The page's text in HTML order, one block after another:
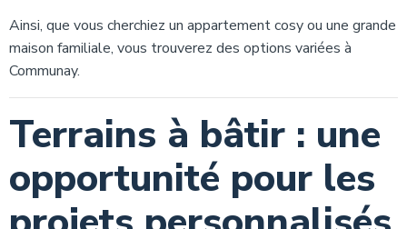
Ainsi, que vous cherchiez un appartement cosy ou une grande
maison familiale, vous trouverez des options variées à
Communay.
Terrains à bâtir : une
opportunité pour les